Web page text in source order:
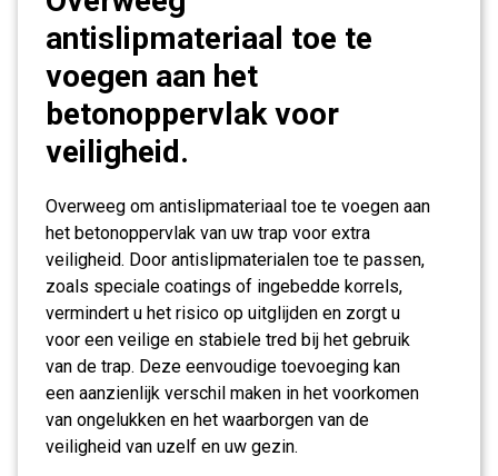
antislipmateriaal toe te
voegen aan het
betonoppervlak voor
veiligheid.
Overweeg om antislipmateriaal toe te voegen aan
het betonoppervlak van uw trap voor extra
veiligheid. Door antislipmaterialen toe te passen,
zoals speciale coatings of ingebedde korrels,
vermindert u het risico op uitglijden en zorgt u
voor een veilige en stabiele tred bij het gebruik
van de trap. Deze eenvoudige toevoeging kan
een aanzienlijk verschil maken in het voorkomen
van ongelukken en het waarborgen van de
veiligheid van uzelf en uw gezin.